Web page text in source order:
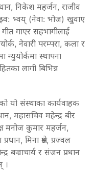
निकेश महर्जन, राजीव
झ्व: भ्वय् (नेवा: भोज) खुवाए
गाएर सहभागीलाई
नेवारी परम्परा, कला र
न्युयोर्कमा स्थापना
लागी बिभिन्न
यो संस्थाका कार्यवाहक
महासचिव महेन्द्र बीर
मनोज कुमार महर्जन,
मिना श्रेष्ठ, प्रज्वल
बज्राचार्य र संजन प्रधान
।